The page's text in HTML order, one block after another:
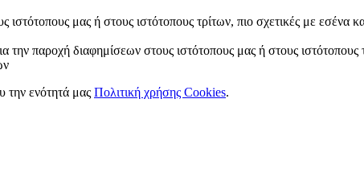
μας ή στους ιστότοπους τρίτων, πιο σχετικές με εσένα
την παροχή διαφημίσεων στους ιστότοπους μας ή στους
την ενότητά μας Πολιτική χρήσης Cookies.